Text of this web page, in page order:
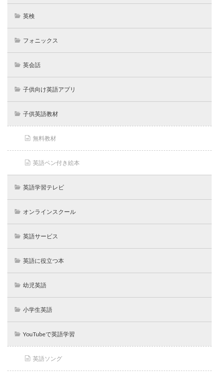
英検
フォニックス
英会話
子供向け英語アプリ
子供英語教材
無料教材
英語ペン付き絵本
英語学習テレビ
オンラインスクール
英語サービス
英語に役立つ本
幼児英語
小学生英語
YouTubeで英語学習
英語ソング